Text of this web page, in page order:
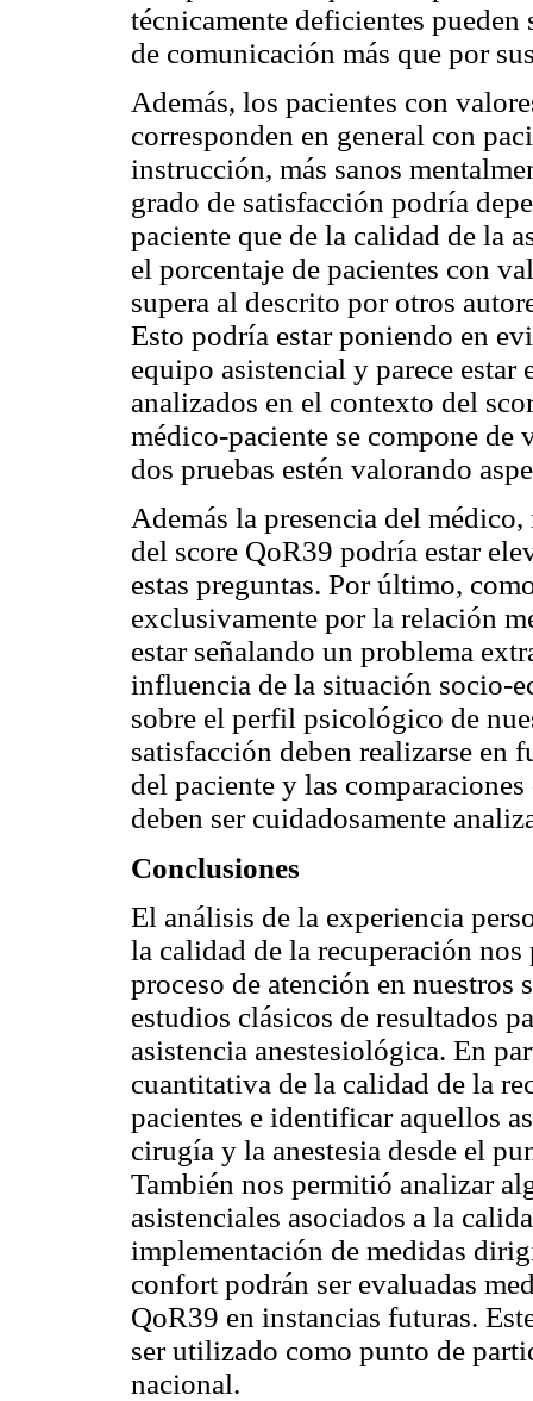
técnicamente deficientes pueden
de comunicación más que por
Además, los pacientes con
corresponden en general con
instrucción, más sanos
grado de satisfacción podría
paciente que de la calidad de la
el porcentaje de pacientes con
supera al descrito por otros
Esto podría estar poniendo en
equipo asistencial y parece
analizados en el contexto del
médico-paciente se compone de
dos pruebas estén valorando
Además la presencia del
del score QoR39 podría estar
estas preguntas. Por último,
exclusivamente por la relación
estar señalando un problema
influencia de la situación socio-
sobre el perfil psicológico de
satisfacción deben realizarse en
del paciente y las
deben ser cuidadosamente
Conclusiones
El análisis de la experiencia
la calidad de la recuperación
proceso de atención en nuestros
estudios clásicos de resultados
asistencia anestesiológica. En
cuantitativa de la calidad de la
pacientes e identificar aquellos
cirugía y la anestesia desde el
También nos permitió analizar
asistenciales asociados a la
implementación de medidas
confort podrán ser evaluadas
QoR39 en instancias futuras.
ser utilizado como punto de
nacional.